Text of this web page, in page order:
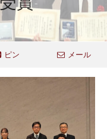
ピン メール